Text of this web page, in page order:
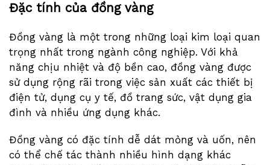
Đặc tính của đồng vàng
Đồng vàng là một trong những loại kim loại quan
trọng nhất trong ngành công nghiệp. Với khả
năng chịu nhiệt và độ bền cao, đồng vàng được
sử dụng rộng rãi trong việc sản xuất các thiết bị
điện tử, dụng cụ y tế, đồ trang sức, vật dụng gia
đình và nhiều ứng dụng khác.
Đồng vàng có đặc tính dễ dát mỏng và uốn, nên
có thể chế tác thành nhiều hình dạng khác